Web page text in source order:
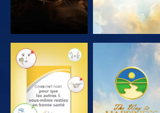
REGARDER REGARDER